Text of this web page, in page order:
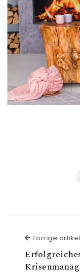
Forrige artikel